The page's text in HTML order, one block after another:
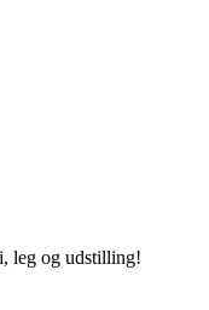
leg og udstilling!